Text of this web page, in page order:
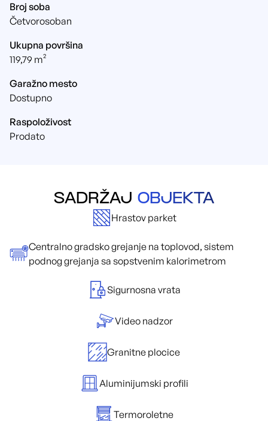
Broj soba
Četvorosoban
Ukupna površina
119,79 m²
Garažno mesto
Dostupno
Raspoloživost
Prodato
SADRŽAJ OBJEKTA
Hrastov parket
Centralno gradsko grejanje na toplovod, sistem
podnog grejanja sa sopstvenim kalorimetrom
Sigurnosna vrata
Video nadzor
Granitne plocice
Aluminijumski profili
Termoroletne